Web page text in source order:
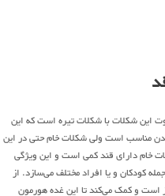
این شکلات با شکلات تیره است که این
مناسب است ولی شکلات خام حتی در این
خام دارای قند کمی است و این ویژگی
کودکان و یا افراد مختلف می‌سازد. از
است و کمک می‌کند تا این غده هورمون